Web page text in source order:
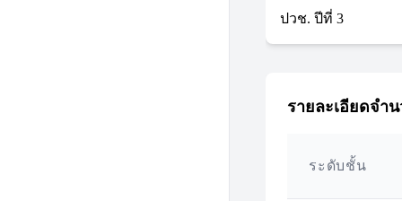
ปวช. ปีที่ 3
รายละเอียดจำ
ระดับชั้น